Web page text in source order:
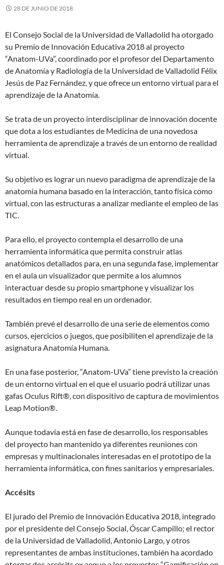
28 DE JUNIO DE 2018
El Consejo Social de la Universidad de Valladolid ha otorgado
su Premio de Innovación Educativa 2018 al proyecto
“Anatom-UVa”, coordinado por el profesor del Departamento
de Anatomía y Radiología de la Universidad de Valladolid Félix
Jesús de Paz Fernández, y que ofrece un entorno virtual para el
aprendizaje de la Anatomía.
Se trata de un proyecto interdisciplinar de innovación docente
que dota a los estudiantes de Medicina de una novedosa
herramienta de aprendizaje a través de un entorno de realidad
virtual.
Su objetivo es lograr un nuevo paradigma de aprendizaje de la
anatomía humana basado en la interacción, tanto física como
virtual, con las estructuras a analizar mediante el empleo de las
TIC.
Para ello, el proyecto contempla el desarrollo de una
herramienta informática que permita construir atlas
anatómicos detallados para, en una segunda fase, implementar
en el aula un visualizador que permite a los alumnos
interactuar desde su propio smartphone y visualizar los
resultados en tiempo real en un ordenador.
También prevé el desarrollo de una serie de elementos como
cursos, ejercicios o juegos, que posibiliten el aprendizaje de la
asignatura Anatomía Humana.
En una fase posterior, “Anatom-UVa” tiene previsto la creación
de un entorno virtual en el que el usuario podrá utilizar unas
gafas Oculus Rift®, con dispositivo de captura de movimientos
Leap Motion®.
Aunque todavía está en fase de desarrollo, los responsables
del proyecto han mantenido ya diferentes reuniones con
empresas y multinacionales interesadas en el prototipo de la
herramienta informática, con fines sanitarios y empresariales.
Accésits
El jurado del Premio de Innovación Educativa 2018, integrado
por el presidente del Consejo Social, Óscar Campillo; el rector
de la Universidad de Valladolid, Antonio Largo, y otros
representantes de ambas instituciones, también ha acordado